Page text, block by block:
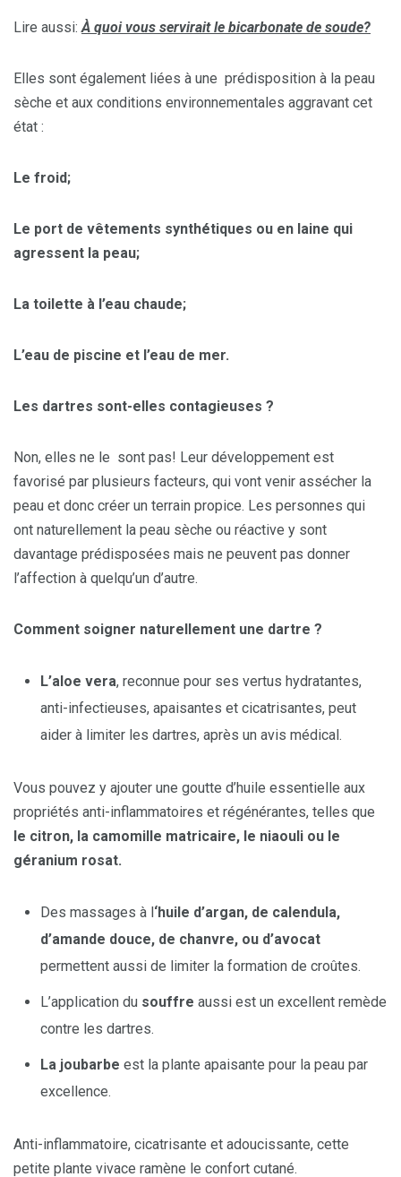
Lire aussi:À quoi vous servirait le bicarbonate de soude?
Elles sont également liées à une prédisposition à la peau
sèche et aux conditions environnementales aggravant cet
état :
Le froid;
Le port de vêtements synthétiques ou en laine qui
agressent la peau;
La toilette à l’eau chaude;
L’eau de piscine et l’eau de mer.
Les dartres sont-elles contagieuses ?
Non, elles ne le sont pas! Leur développement est
favorisé par plusieurs facteurs, qui vont venir assécher la
peau et donc créer un terrain propice. Les personnes qui
ont naturellement la peau sèche ou réactive y sont
davantage prédisposées mais ne peuvent pas donner
l’affection à quelqu’un d’autre.
Comment soigner naturellement une dartre ?
L’aloe vera, reconnue pour ses vertus hydratantes,
anti-infectieuses, apaisantes et cicatrisantes, peut
aider à limiter les dartres, après un avis médical.
Vous pouvez y ajouter une goutte d’huile essentielle aux
propriétés anti-inflammatoires et régénérantes, telles que
le citron, la camomille matricaire, le niaouli ou le
géranium rosat.
Des massages à l ‘huile d’argan, de calendula,
d’amande douce, de chanvre, ou d’avocat
permettent aussi de limiter la formation de croûtes.
L’application du souffre aussi est un excellent remède
contre les dartres.
La joubarbe est la plante apaisante pour la peau par
excellence.
Anti-inflammatoire, cicatrisante et adoucissante, cette
petite plante vivace ramène le confort cutané.